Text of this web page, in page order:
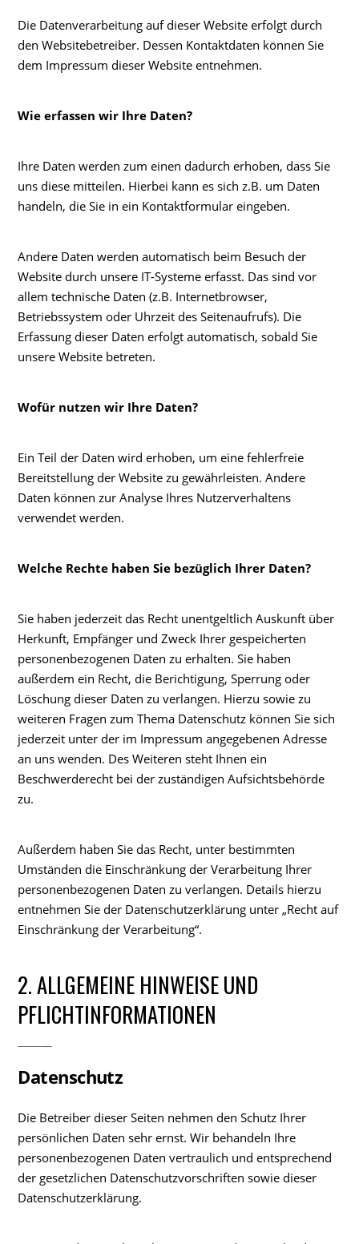
Die Datenverarbeitung auf dieser Website erfolgt durch
den Websitebetreiber. Dessen Kontaktdaten können Sie
dem Impressum dieser Website entnehmen.
Wie erfassen wir Ihre Daten?
Ihre Daten werden zum einen dadurch erhoben, dass Sie
uns diese mitteilen. Hierbei kann es sich z.B. um Daten
handeln, die Sie in ein Kontaktformular eingeben.
Andere Daten werden automatisch beim Besuch der
Website durch unsere IT-Systeme erfasst. Das sind vor
allem technische Daten (z.B. Internetbrowser,
Betriebssystem oder Uhrzeit des Seitenaufrufs). Die
Erfassung dieser Daten erfolgt automatisch, sobald Sie
unsere Website betreten.
Wofür nutzen wir Ihre Daten?
Ein Teil der Daten wird erhoben, um eine fehlerfreie
Bereitstellung der Website zu gewährleisten. Andere
Daten können zur Analyse Ihres Nutzerverhaltens
verwendet werden.
Welche Rechte haben Sie bezüglich Ihrer Daten?
Sie haben jederzeit das Recht unentgeltlich Auskunft über
Herkunft, Empfänger und Zweck Ihrer gespeicherten
personenbezogenen Daten zu erhalten. Sie haben
außerdem ein Recht, die Berichtigung, Sperrung oder
Löschung dieser Daten zu verlangen. Hierzu sowie zu
weiteren Fragen zum Thema Datenschutz können Sie sich
jederzeit unter der im Impressum angegebenen Adresse
an uns wenden. Des Weiteren steht Ihnen ein
Beschwerderecht bei der zuständigen Aufsichtsbehörde
zu.
Außerdem haben Sie das Recht, unter bestimmten
Umständen die Einschränkung der Verarbeitung Ihrer
personenbezogenen Daten zu verlangen. Details hierzu
entnehmen Sie der Datenschutzerklärung unter „Recht auf
Einschränkung der Verarbeitung“.
2. ALLGEMEINE HINWEISE UND
PFLICHTINFORMATIONEN
Datenschutz
Die Betreiber dieser Seiten nehmen den Schutz Ihrer
persönlichen Daten sehr ernst. Wir behandeln Ihre
personenbezogenen Daten vertraulich und entsprechend
der gesetzlichen Datenschutzvorschriften sowie dieser
Datenschutzerklärung.